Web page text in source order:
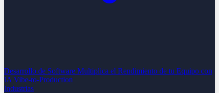
Desarrollo de Software Multiplica el Rendimiento de tu Equipo con
IA Vibe-to-Production
Industrias